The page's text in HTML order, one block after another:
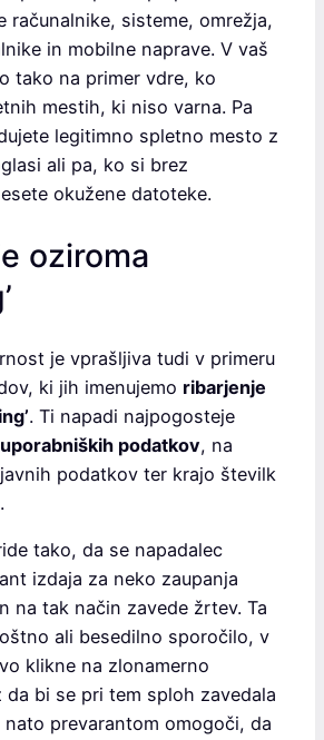
računalnike, sisteme, omrežja,
in mobilne naprave. V vaš
tako na primer vdre, ko
mestih, ki niso varna. Pa
legitimno spletno mesto z
ali pa, ko si brez
okužene datoteke.
oziroma
je vprašljiva tudi v primeru
ki jih imenujemo ribarjenje
. Ti napadi najpogosteje
podatkov, na
podatkov ter krajo številk
tako, da se napadalec
izdaja za neko zaupanja
na tak način zavede žrtev. Ta
ali besedilno sporočilo, v
klikne na zlonamerno
da bi se pri tem sploh zavedala
nato prevarantom omogoči, da